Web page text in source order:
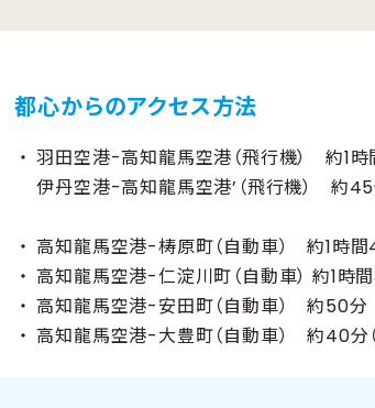
都心からのアクセス方法
羽田空港-高知龍馬空港（飛行機） 約1
伊丹空港-高知龍馬空港’（飛行機） 約
高知龍馬空港-梼原町（自動車） 約1時間
高知龍馬空港-仁淀川町（自動車） 約1時
高知龍馬空港-安田町（自動車） 約50分
高知龍馬空港-大豊町（自動車） 約40分